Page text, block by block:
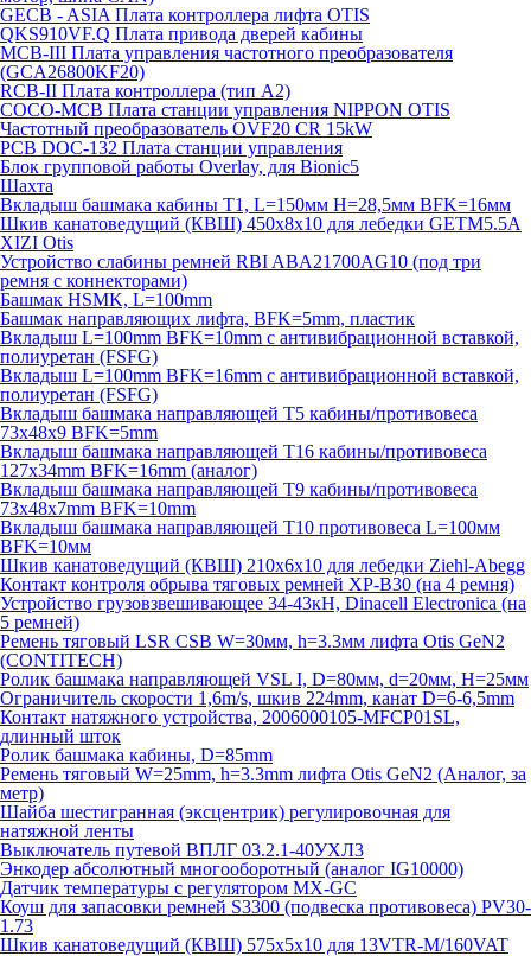
GECB - ASIA Плата контроллера лифта OTIS
QKS910VF.Q Плата привода дверей кабины
MCB-III Плата управления частотного преобразователя
(GCA26800KF20)
RCB-II Плата контроллера (тип A2)
COCO-MCB Плата станции управления NIPPON OTIS
Частотный преобразователь OVF20 CR 15kW
PCB DOC-132 Плата станции управления
Блок групповой работы Overlay, для Bionic5
Шахта
Вкладыш башмака кабины T1, L=150мм H=28,5мм BFK=16мм
Шкив канатоведущий (КВШ) 450х8х10 для лебедки GETM5.5A
XIZI Otis
Устройство слабины ремней RBI ABA21700AG10 (под три
ремня с коннекторами)
Башмак HSMK, L=100mm
Башмак направляющих лифта, BFK=5mm, пластик
Вкладыш L=100mm BFK=10mm с антивибрационной вставкой,
полиуретан (FSFG)
Вкладыш L=100mm BFK=16mm с антивибрационной вставкой,
полиуретан (FSFG)
Вкладыш башмака направляющей T5 кабины/противовеса
73х48х9 BFK=5mm
Вкладыш башмака направляющей T16 кабины/противовеса
127х34mm BFK=16mm (аналог)
Вкладыш башмака направляющей T9 кабины/противовеса
73х48х7mm BFK=10mm
Вкладыш башмака направляющей T10 противовеса L=100мм
BFK=10мм
Шкив канатоведущий (КВШ) 210х6х10 для лебедки Ziehl-Abegg
Контакт контроля обрыва тяговых ремней XP-B30 (на 4 ремня)
Устройство грузовзвешивающее 34-43кН, Dinacell Electronica (на
5 ремней)
Ремень тяговый LSR CSB W=30мм, h=3.3мм лифта Otis GeN2
(CONTITECH)
Ролик башмака направляющей VSL I, D=80мм, d=20мм, H=25мм
Ограничитель скорости 1,6m/s, шкив 224mm, канат D=6-6,5mm
Контакт натяжного устройства, 2006000105-MFCP01SL,
длинный шток
Ролик башмака кабины, D=85mm
Ремень тяговый W=25mm, h=3.3mm лифта Otis GeN2 (Аналог, за
метр)
Шайба шестигранная (эксцентрик) регулировочная для
натяжной ленты
Выключатель путевой ВПЛГ 03.2.1-40УХЛ3
Энкодер абсолютный многооборотный (аналог IG10000)
Датчик температуры с регулятором MX-GC
Коуш для запасовки ремней S3300 (подвеска противовеса) PV30-
1.73
Шкив канатоведущий (КВШ) 575х5х10 для 13VTR-M/160VAT